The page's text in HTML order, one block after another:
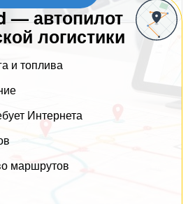
— автопилот
логистики
и топлива
Интернета
маршрутов